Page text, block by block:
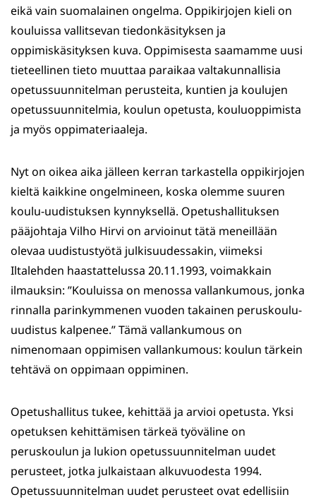
eikä vain suomalainen ongelma. Oppikirjojen kieli on
kouluissa vallitsevan tiedonkäsityksen ja
oppimiskäsityksen kuva. Oppimisesta saamamme uusi
tieteellinen tieto muuttaa paraikaa valtakunnallisia
opetussuunnitelman perusteita, kuntien ja koulujen
opetussuunnitelmia, koulun opetusta, kouluoppimista
ja myös oppimateriaaleja.
Nyt on oikea aika jälleen kerran tarkastella oppikirjojen
kieltä kaikkine ongelmineen, koska olemme suuren
koulu-uudistuksen kynnyksellä. Opetushallituksen
pääjohtaja Vilho Hirvi on arvioinut tätä meneillään
olevaa uudistustyötä julkisuudessakin, viimeksi
Iltalehden haastattelussa 20.11.1993, voimakkain
ilmauksin: ”Kouluissa on menossa vallankumous, jonka
rinnalla parinkymmenen vuoden takainen peruskoulu-
uudistus kalpenee.” Tämä vallankumous on
nimenomaan oppimisen vallankumous: koulun tärkein
tehtävä on oppimaan oppiminen.
Opetushallitus tukee, kehittää ja arvioi opetusta. Yksi
opetuksen kehittämisen tärkeä työväline on
peruskoulun ja lukion opetussuunnitelman uudet
perusteet, jotka julkaistaan alkuvuodesta 1994.
Opetussuunnitelman uudet perusteet ovat edellisiin